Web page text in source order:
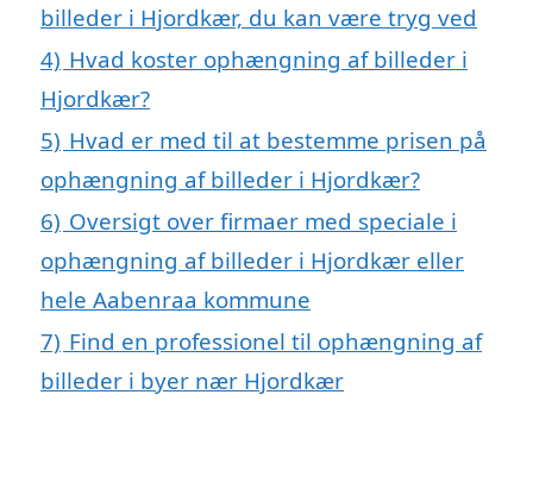
billeder i Hjordkær, du kan være tryg ved
4) Hvad koster ophængning af billeder i
Hjordkær?
5) Hvad er med til at bestemme prisen på
ophængning af billeder i Hjordkær?
6) Oversigt over firmaer med speciale i
ophængning af billeder i Hjordkær eller
hele Aabenraa kommune
7) Find en professionel til ophængning af
billeder i byer nær Hjordkær